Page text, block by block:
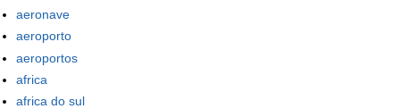
aeronave
aeroporto
aeroportos
africa
africa do sul